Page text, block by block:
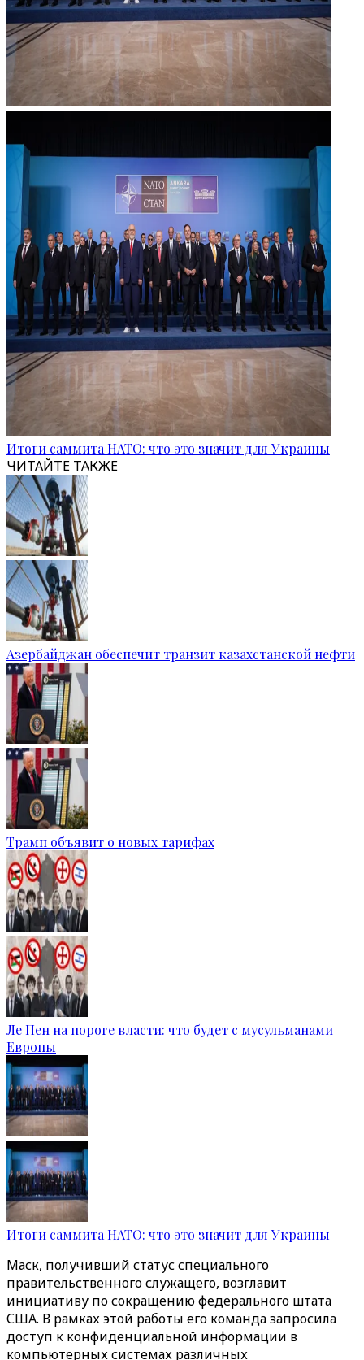
Итоги саммита НАТО: что это значит для Украины
ЧИТАЙТЕ ТАКЖЕ
Азербайджан обеспечит транзит казахстанской нефти
Трамп объявит о новых тарифах
Ле Пен на пороге власти: что будет с мусульманами
Европы
Итоги саммита НАТО: что это значит для Украины
Маск, получивший статус специального
правительственного служащего, возглавит
инициативу по сокращению федерального штата
США. В рамках этой работы его команда запросила
доступ к конфиденциальной информации в
компьютерных системах различных